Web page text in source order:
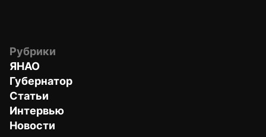
Рубрики
ЯНАО
Губернатор
Статьи
Интервью
Новости